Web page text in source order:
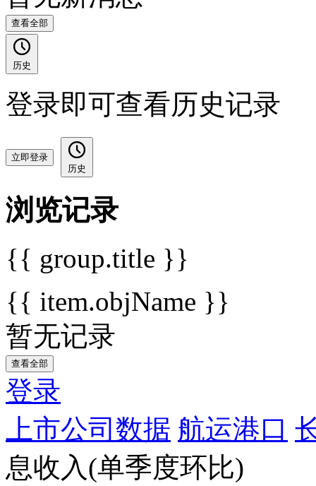
查看全部
历史
登录即可查看历史记录
立即登录
历史
浏览记录
{{ group.title }}
{{ item.objName }}
暂无记录
查看全部
登录
上市公司数据 航运港口
息收入(单季度环比)